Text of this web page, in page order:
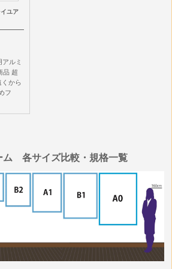
ユア
ルミ
品 超
くから
フ
ム 各サイズ比較・規格一覧